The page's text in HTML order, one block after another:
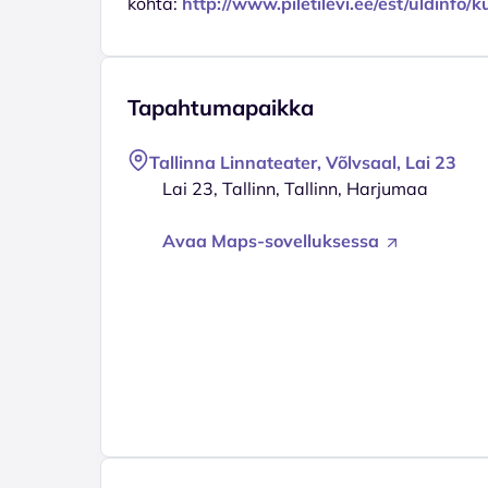
Tapahtumapaikka
Tallinna Linnateater, Võlvsaal, Lai 23
Lai 23, Tallinn, Tallinn, Harjumaa
Avaa Maps-sovelluksessa